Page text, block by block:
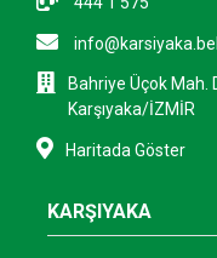
Bahriye Üçok Mah.
Karşıyaka/İZMİR
Haritada Göster
KARŞIYAKA